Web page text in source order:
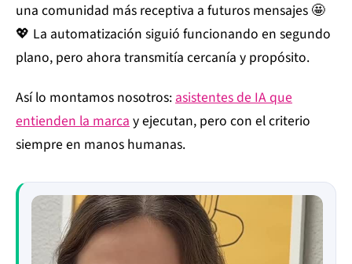
una comunidad más receptiva a futuros mensajes 🤩
💖 La automatización siguió funcionando en segundo
plano, pero ahora transmitía cercanía y propósito.
Así lo montamos nosotros:asistentes de IA que
entienden la marcay ejecutan, pero con el criterio
siempre en manos humanas.